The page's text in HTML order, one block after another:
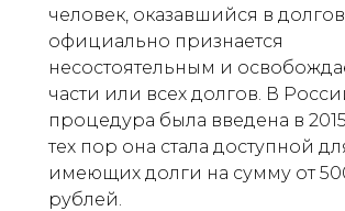
человек, оказавшийся в
официально признается
несостоятельным и
части или всех долгов. В
процедура была введена в
тех пор она стала доступной
имеющих долги на сумму от
рублей.